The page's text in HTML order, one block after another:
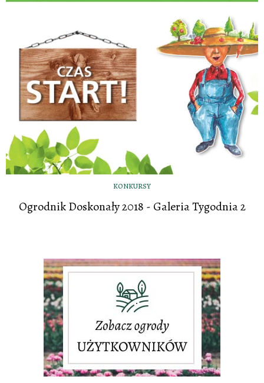
KONKURSY
Ogrodnik Doskonały 2018 - Galeria Tygodnia 2